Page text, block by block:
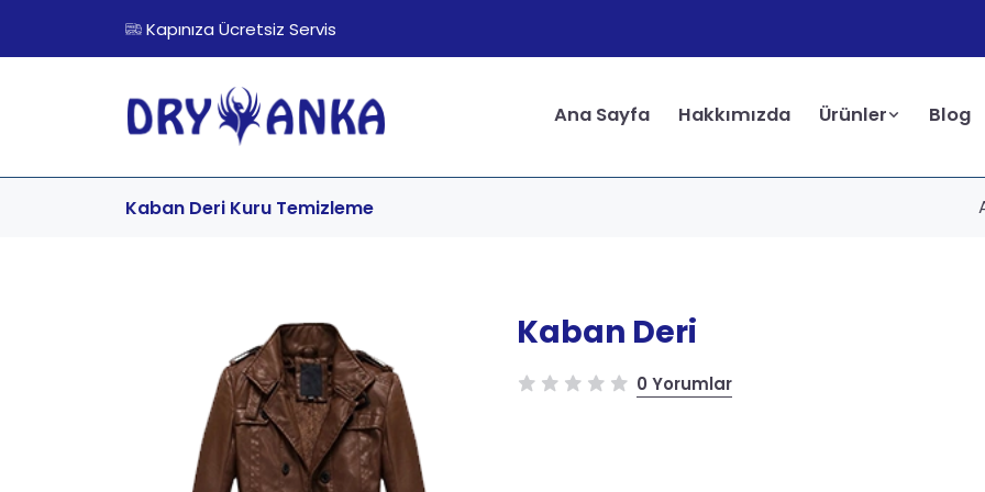
Kapınıza Ücretsiz Servis
Ana Sayfa Hakkımızda Ürünler Blog
Kaban Deri Kuru Temizleme
Kaban Deri
0 Yorumlar